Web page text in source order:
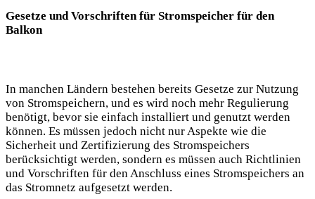
Gesetze und Vorschriften für Stromspeicher für den
Balkon
In manchen Ländern bestehen bereits Gesetze zur Nutzung
von Stromspeichern, und es wird noch mehr Regulierung
benötigt, bevor sie einfach installiert und genutzt werden
können. Es müssen jedoch nicht nur Aspekte wie die
Sicherheit und Zertifizierung des Stromspeichers
berücksichtigt werden, sondern es müssen auch Richtlinien
und Vorschriften für den Anschluss eines Stromspeichers an
das Stromnetz aufgesetzt werden.